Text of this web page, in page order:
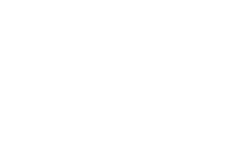
Zugriff auf Informationen auf einem Endgerät
Daten zur Auswahl von Werbeanzeigen